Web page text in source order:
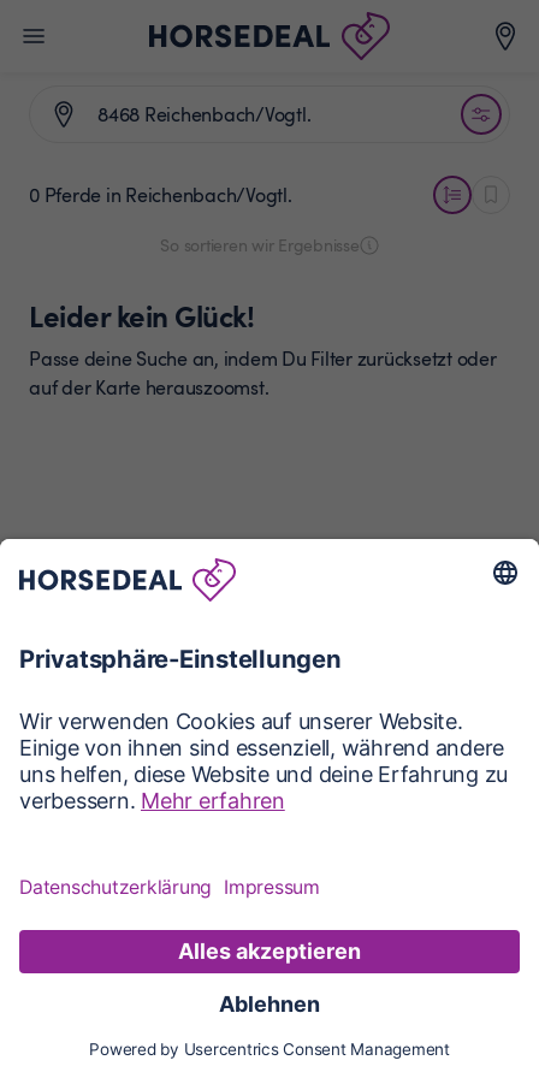
Karte Updates Konto
Karte
0 Pferde in Reichenbach/Vogtl.
So sortieren wir Ergebnisse
Leider kein Glück!
Passe deine Suche an, indem Du Filter zurücksetzt oder
auf der Karte herauszoomst.